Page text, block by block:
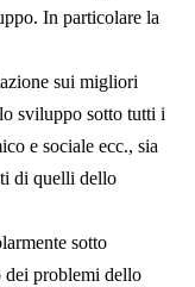
In particolare la
sui migliori
sviluppo sotto tutti i
e sociale ecc., sia
di quelli dello
sotto
dei problemi dello